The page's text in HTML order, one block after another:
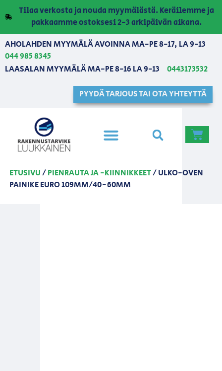
Tilaa verkosta ja nouda myymälästä. Keräilemme ja
pakkaamme ostoksesi 2-3 arkipäivän aikana.
AHOLAHDEN MYYMÄLÄ AVOINNA MA-PE 8-17, LA 9-13
044 985 8345
LAASALAN MYYMÄLÄ MA-PE 8-16 LA 9-13
0443173532
PYYDÄ TARJOUS TAI OTA YHTEYTTÄ
ETUSIVU/PIENRAUTA JA -KIINNIKKEET/ ULKO-OVEN
PAINIKE EURO 109MM/40-60MM